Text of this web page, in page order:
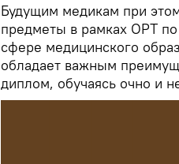
Будущим медикам при
предметы в рамках ОРТ
сфере медицинского
обладает важным
диплом, обучаясь очно и